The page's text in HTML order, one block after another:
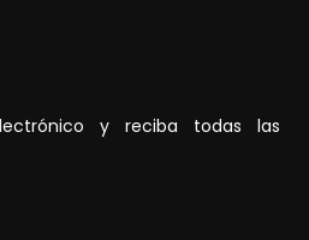
y reciba todas las